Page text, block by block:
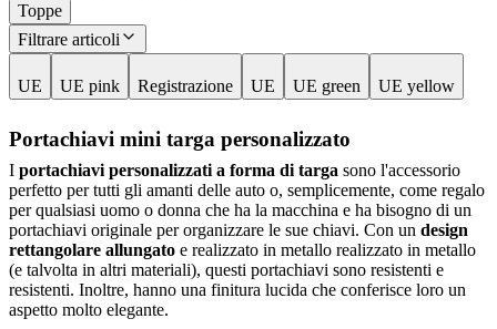
Toppe
Filtrare articoli
UE UE pink Registrazione UE UE green UE yellow
Portachiavi mini targa personalizzato
I portachiavi personalizzati a forma di targa sono l'accessorio
perfetto per tutti gli amanti delle auto o, semplicemente, come regalo
per qualsiasi uomo o donna che ha la macchina e ha bisogno di un
portachiavi originale per organizzare le sue chiavi. Con un design
rettangolare allungato e realizzato in metallo realizzato in metallo
(e talvolta in altri materiali), questi portachiavi sono resistenti e
resistenti. Inoltre, hanno una finitura lucida che conferisce loro un
aspetto molto elegante.